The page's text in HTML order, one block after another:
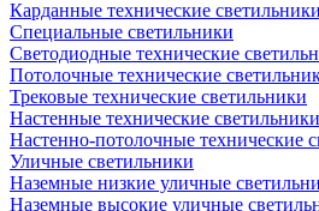
Карданные технические светильники
Специальные светильники
Светодиодные технические
Потолочные технические
Трековые технические светильники
Настенные технические светильники
Настенно-потолочные технические
Уличные светильники
Наземные низкие уличные
Наземные высокие уличные